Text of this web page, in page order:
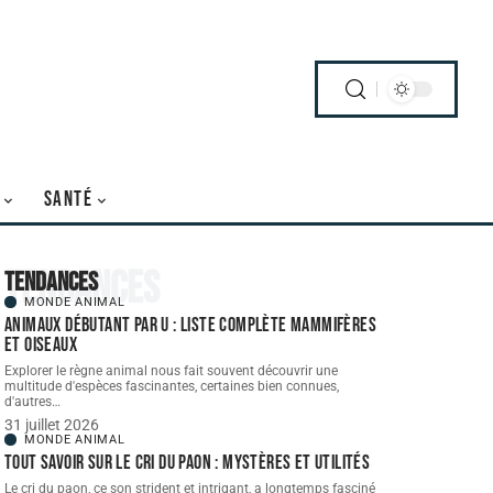
SANTÉ
Tendances
Tendances
MONDE ANIMAL
Animaux débutant par U : liste complète mammifères
et oiseaux
Explorer le règne animal nous fait souvent découvrir une
multitude d'espèces fascinantes, certaines bien connues,
d'autres…
31 juillet 2026
MONDE ANIMAL
Tout savoir sur le cri du paon : mystères et utilités
Le cri du paon, ce son strident et intrigant, a longtemps fasciné